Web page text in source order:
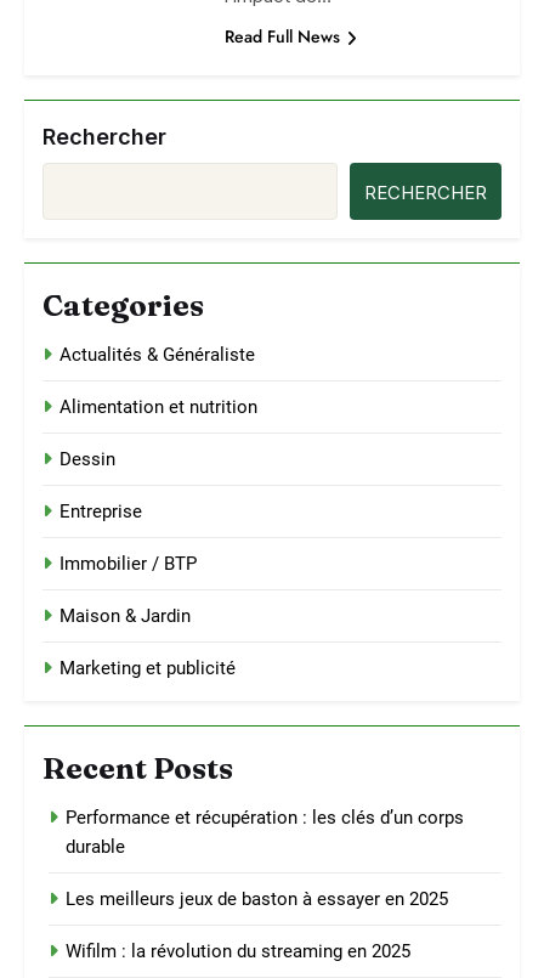
Read Full News
Rechercher
RECHERCHER
Categories
Actualités & Généraliste
Alimentation et nutrition
Dessin
Entreprise
Immobilier / BTP
Maison & Jardin
Marketing et publicité
Recent Posts
Performance et récupération : les clés d’un corps
durable
Les meilleurs jeux de baston à essayer en 2025
Wifilm : la révolution du streaming en 2025